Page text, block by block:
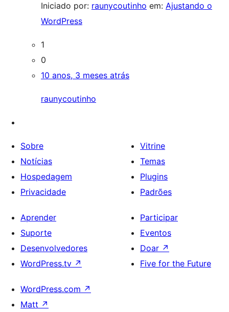
Iniciado por: raunycoutinho em: Ajustando o
WordPress
1
0
10 anos, 3 meses atrás
raunycoutinho
Sobre
Notícias
Hospedagem
Privacidade
Vitrine
Temas
Plugins
Padrões
Aprender
Suporte
Desenvolvedores
WordPress.tv ↗
Participar
Eventos
Doar ↗
Five for the Future
WordPress.com ↗
Matt ↗